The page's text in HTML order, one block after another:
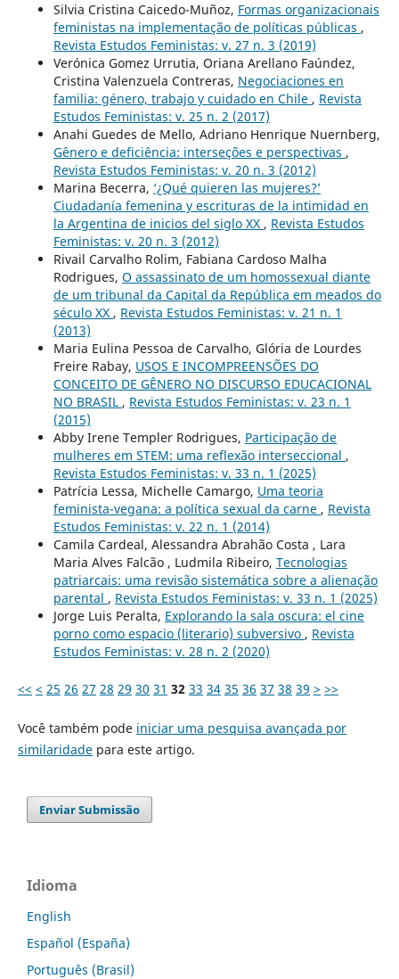
Silvia Cristina Caicedo-Muñoz, Formas organizacionais
feministas na implementação de políticas públicas ,
Revista Estudos Feministas: v. 27 n. 3 (2019)
Verónica Gomez Urrutia, Oriana Arellano Faúndez,
Cristina Valenzuela Contreras, Negociaciones en
familia: género, trabajo y cuidado en Chile , Revista
Estudos Feministas: v. 25 n. 2 (2017)
Anahi Guedes de Mello, Adriano Henrique Nuernberg,
Gênero e deficiência: interseções e perspectivas ,
Revista Estudos Feministas: v. 20 n. 3 (2012)
Marina Becerra, ‘¿Qué quieren las mujeres?’
Ciudadanía femenina y escrituras de la intimidad en
la Argentina de inicios del siglo XX , Revista Estudos
Feministas: v. 20 n. 3 (2012)
Rivail Carvalho Rolim, Fabiana Cardoso Malha
Rodrigues, O assassinato de um homossexual diante
de um tribunal da Capital da República em meados do
século XX , Revista Estudos Feministas: v. 21 n. 1
(2013)
Maria Eulina Pessoa de Carvalho, Glória de Lourdes
Freire Rabay, USOS E INCOMPREENSÕES DO
CONCEITO DE GÊNERO NO DISCURSO EDUCACIONAL
NO BRASIL , Revista Estudos Feministas: v. 23 n. 1
(2015)
Abby Irene Templer Rodrigues, Participação de
mulheres em STEM: uma reflexão interseccional ,
Revista Estudos Feministas: v. 33 n. 1 (2025)
Patrícia Lessa, Michelle Camargo, Uma teoria
feminista-vegana: a política sexual da carne , Revista
Estudos Feministas: v. 22 n. 1 (2014)
Camila Cardeal, Alessandra Abrahão Costa , Lara
Maria Alves Falcão , Ludmila Ribeiro, Tecnologias
patriarcais: uma revisão sistemática sobre a alienação
parental , Revista Estudos Feministas: v. 33 n. 1 (2025)
Jorge Luis Peralta, Explorando la sala oscura: el cine
porno como espacio (literario) subversivo , Revista
Estudos Feministas: v. 28 n. 2 (2020)
<< < 25 26 27 28 29 30 31 32 33 34 35 36 37 38 39 > >>
Você também pode iniciar uma pesquisa avançada por
similaridadepara este artigo.
Enviar Submissão
Idioma
English
Español (España)
Português (Brasil)